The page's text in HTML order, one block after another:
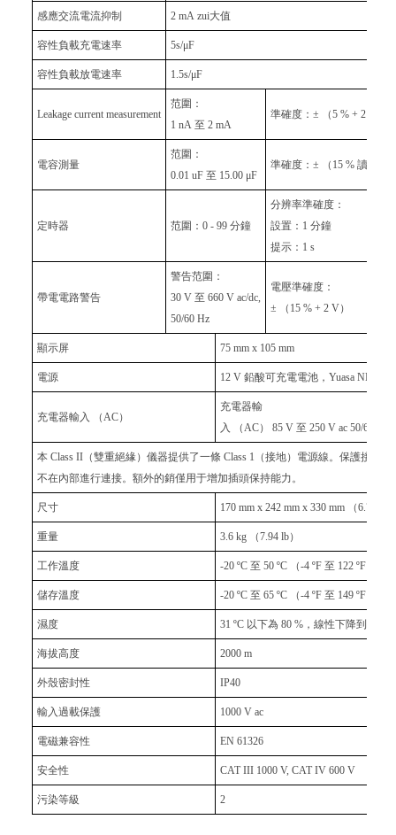
感應交流電流抑制 2 mA zui大值
容性負載充電速率 5s/μF
容性負載放電速率 1.5s/μF
Leakage current measurement
范圍：
1 nA 至 2 mA
準確度：± （5 % + 2 nA）
電容測量
范圍：
0.01 uF 至 15.00 μF
準確度：± （15 % 讀數 +
定時器 范圍：0 - 99 分鐘
分辨率準確度：
設置：1 分鐘
提示：1 s
帶電電路警告
警告范圍：
30 V 至 660 V ac/dc,
50/60 Hz
電壓準確度：
± （15 % + 2 V）
顯示屏 75 mm x 105 mm
電源 12 V 鉛酸可充電電池，Yuasa NP2.8-
充電器輸入 （AC）
充電器輸
入 （AC） 85 V 至 250 V ac 50/60 HZ
本 Class II（雙重絕緣）儀器提供了一條 Class 1（接地）電源線。保護接地
不在內部進行連接。額外的銷僅用于增加插頭保持能力。
尺寸 170 mm x 242 mm x 330 mm （6.7 in x
重量 3.6 kg （7.94 lb）
工作溫度 -20 ºC 至 50 ºC （-4 ºF 至 122 ºF）
儲存溫度 -20 ºC 至 65 ºC （-4 ºF 至 149 ºF）
濕度 31 ºC 以下為 80 %，線性下降到 50
海拔高度 2000 m
外殼密封性 IP40
輸入過載保護 1000 V ac
電磁兼容性 EN 61326
安全性 CAT III 1000 V, CAT IV 600 V
污染等級 2